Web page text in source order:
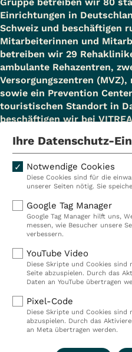
Einrichtungen in
Schweiz und beschäftigen
Mitarbeiterinnen und
betreiben wir 29
ambulante Rehazentren,
Versorgungszentren
sowie ein Prevention
touristischen Standort in
beschäftigen wir bei
Kliniken
Reha
Prävention
VITREA Deutschland
Ihre Datenschutz-
Notwendige Cookies
Diese Cookies sind für die
unserer Seiten nötig. Sie
Google Tag Manager
Google Tag Manager hilft uns,
messen, wie Besucher unsere
verbessern.
YouTube Video
Diese Skripte und Cookies sind
Seite abzuspielen. Durch das
Daten an YouTube übertragen
Pixel-Code
Diese Skripte und Cookies sind
abzuspielen. Durch das
an Meta übertragen werden.